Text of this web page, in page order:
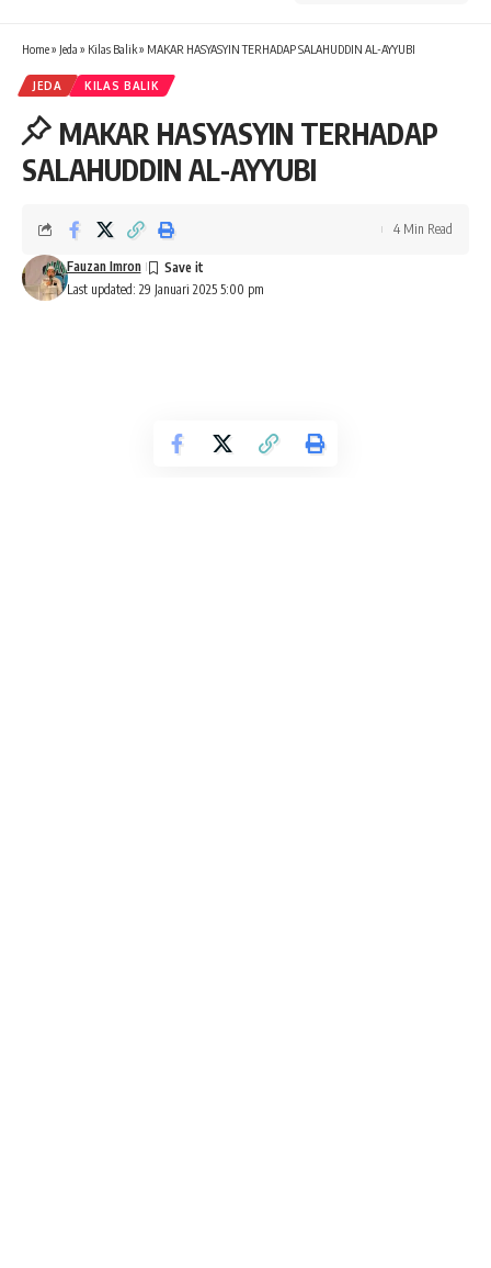
Home» Jeda » Kilas Balik» MAKAR HASYASYIN TERHADAP SALAHUDDIN AL-AYYUBI
JEDA KILAS BALIK
MAKAR HASYASYIN TERHADAP
SALAHUDDIN AL-AYYUBI
Last updated: 29 Januari 2025 5:00 pm
Fauzan Imron
4 Min Read